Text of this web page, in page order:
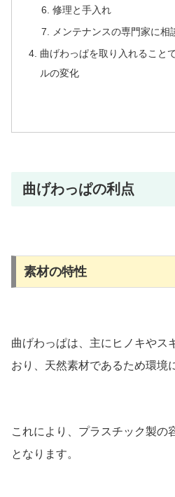
修理と手入れ
メンテナンスの専門家に相
曲げわっぱを取り入れること
ルの変化
曲げわっぱの利点
素材の特性
曲げわっぱは、主にヒノキやス
おり、天然素材であるため環境
これにより、プラスチック製の
となります。